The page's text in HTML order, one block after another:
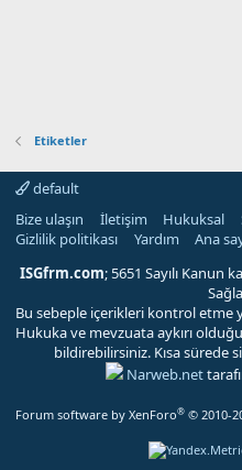
Etiketler
default
Bize ulaşın
İletişim Hukuksal
Gizlilik politikası
Yardım Ana
ISGfrm.com; 5651 Sayılı Kanun
Bu sebeple içerikleri kontrol etme
Hukuka ve mevzuata aykırı
bildirebilirsiniz. Kısa sürede
Narweb.net
Forum software by XenForo® © 2010-